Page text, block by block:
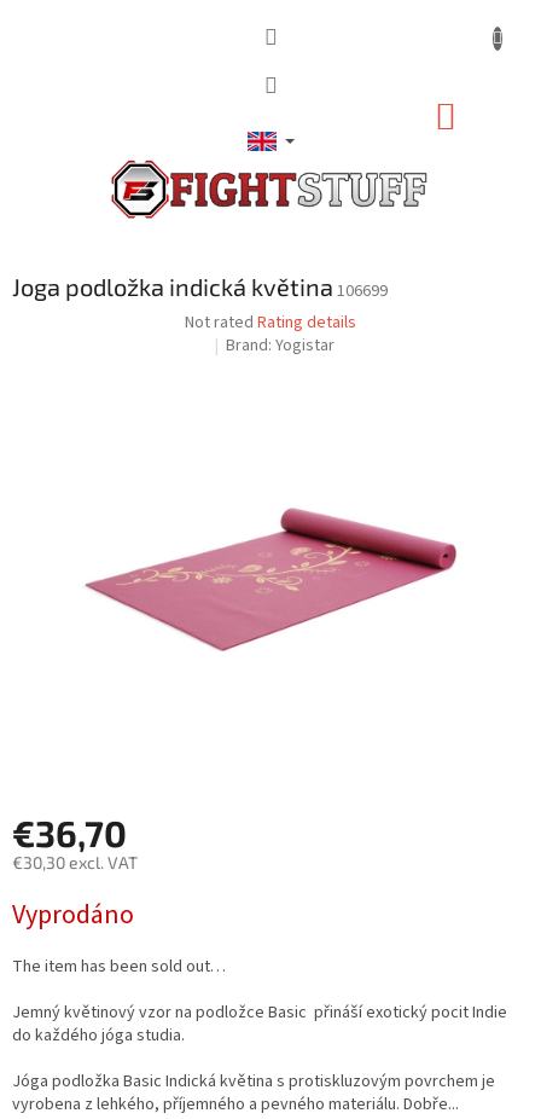
Joga podložka indická květina 106699
The
average
Not rated Rating details
Brand:Yogistar
€36,70
€30,30 excl. VAT
price:
Vyprodáno
The item has been sold out…
Jemný květinový vzor na podložce Basic přináší exotický pocit Indie
do každého jóga studia.
Jóga podložka Basic Indická květina s protiskluzovým povrchem je
vyrobena z lehkého, příjemného a pevného materiálu. Dobře...